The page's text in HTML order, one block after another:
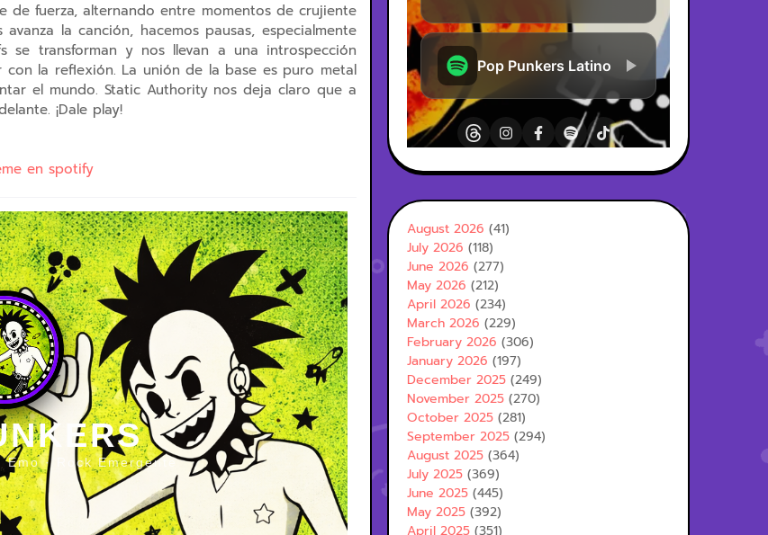
de fuerza, alternando entre momentos de crujiente
la canción, hacemos pausas, especialmente
transforman y nos llevan a una introspección
la reflexión. La unión de la base es puro metal
el mundo. Static Authority nos deja claro que a
¡Dale play!
Emo · Rock Emergente
August 2026 (41)
July 2026 (118)
June 2026 (277)
May 2026 (212)
April 2026 (234)
March 2026 (229)
February 2026 (306)
January 2026 (197)
December 2025 (249)
November 2025 (270)
October 2025 (281)
September 2025 (294)
August 2025 (364)
July 2025 (369)
June 2025 (445)
May 2025 (392)
April 2025 (351)